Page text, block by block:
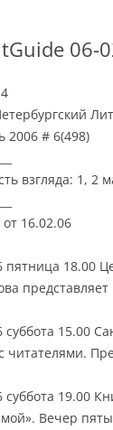
06-
2006 # 6(498)
взгляда: 1, 2
16.02.06
пятница 18.00
суббота 15.00
читателями.
суббота 19.00
Вечер